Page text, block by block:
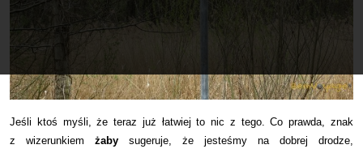
Jeśli ktoś myśli, że teraz już łatwiej to nic z tego. Co prawda, znak
z wizerunkiemżaby sugeruje, że jesteśmy na dobrej drodze,